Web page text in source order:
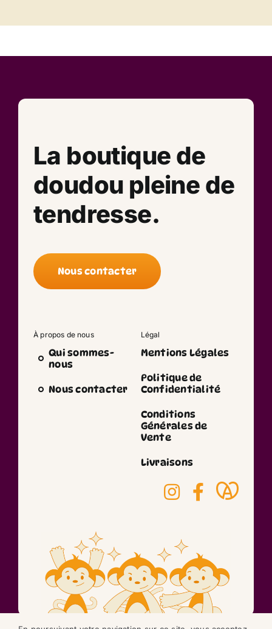
La boutique de
doudou pleine de
tendresse.
Nous contacter
À propos de nous
Qui sommes-
nous
Nous contacter
Légal
Mentions Légales
Politique de
Confidentialité
Conditions
Générales de
Vente
Livraisons